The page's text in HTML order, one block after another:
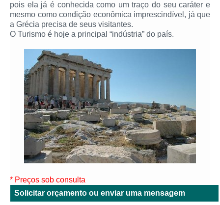
pois ela já é conhecida como um traço do seu caráter e
mesmo como condição econômica imprescindível, já que
a Grécia precisa de seus visitantes.
O Turismo é hoje a principal “indústria” do país.
* Preços sob consulta
Solicitar orçamento ou enviar uma mensagem